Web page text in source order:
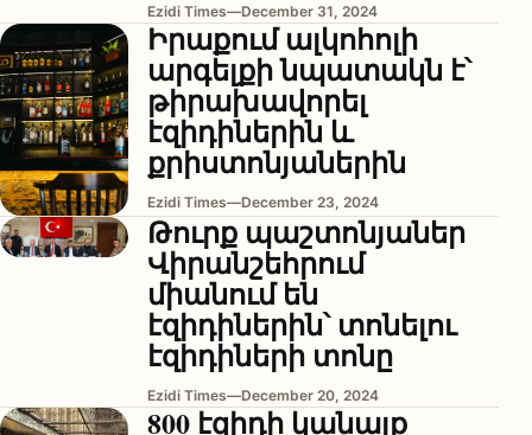
Ezidi Times—December 31, 2024
Իրաքում ալկոհոլի
արգելքի նպատակն է՝
թիրախավորել
էզիդիներին և
քրիստոնյաներին
Ezidi Times—December 23, 2024
Թուրք պաշտոնյաներ
Վիրանշեհրում
միանում են
էզիդիներին՝ տոնելու
էզիդիների տոնը
Ezidi Times—December 20, 2024
800 էզիդի կանայք